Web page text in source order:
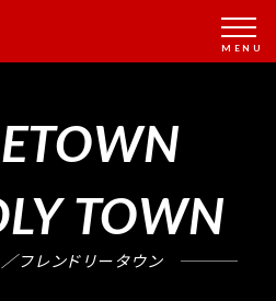
TOWN
フレンドリータウン